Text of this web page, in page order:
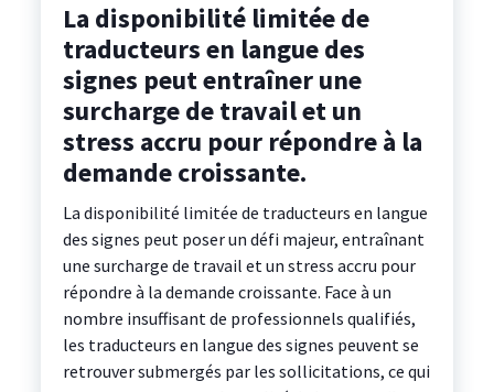
La disponibilité limitée de
traducteurs en langue des
signes peut entraîner une
surcharge de travail et un
stress accru pour répondre à la
demande croissante.
La disponibilité limitée de traducteurs en langue
des signes peut poser un défi majeur, entraînant
une surcharge de travail et un stress accru pour
répondre à la demande croissante. Face à un
nombre insuffisant de professionnels qualifiés,
les traducteurs en langue des signes peuvent se
retrouver submergés par les sollicitations, ce qui